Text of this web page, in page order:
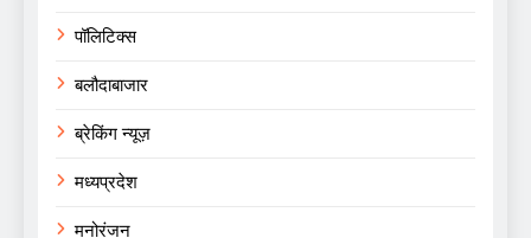
पॉलिटिक्स
बलौदाबाजार
ब्रेकिंग न्यूज़
मध्यप्रदेश
मनोरंजन